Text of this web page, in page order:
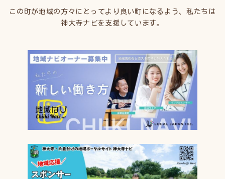
この町が地域の方々にとってより良い町になるよう、私たちは
神大寺ナビを支援しています。